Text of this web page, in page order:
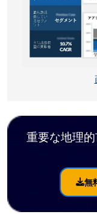
重要な地理
無